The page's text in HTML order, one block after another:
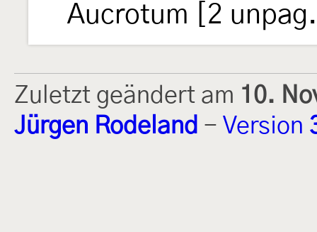
Aucrotum [2
Zuletzt geändert am 10.
Jürgen Rodeland - Version